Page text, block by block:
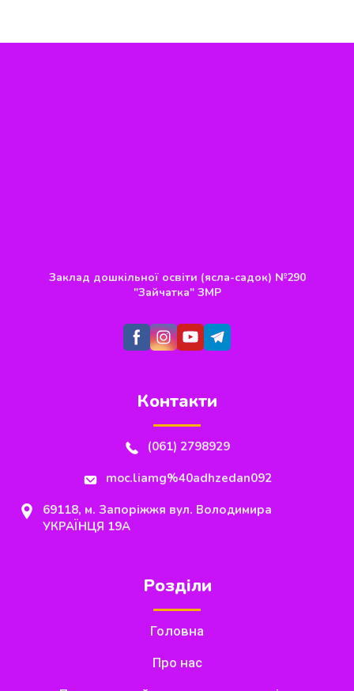
Заклад дошкільної освіти (ясла-садок) №290
"Зайчатка" ЗМР
Контакти
(061) 2798929
moc.liamg%40adhzedan092
69118, м. Запоріжжя вул. Володимира
УКРАЇНЦЯ 19А
Розділи
Головна
Про нас